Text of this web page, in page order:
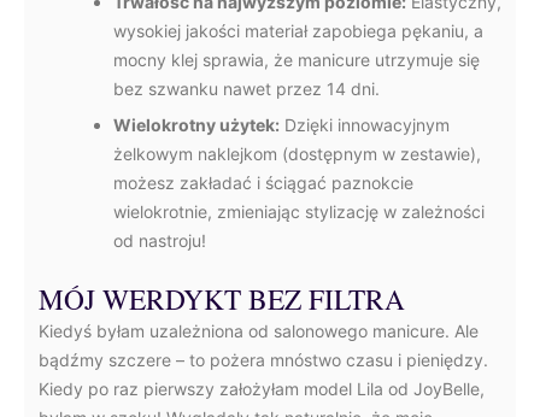
wysokiej jakości materiał zapobiega pękaniu, a
mocny klej sprawia, że manicure utrzymuje się
bez szwanku nawet przez 14 dni.
Wielokrotny użytek: Dzięki innowacyjnym
żelkowym naklejkom (dostępnym w zestawie),
możesz zakładać i ściągać paznokcie
wielokrotnie, zmieniając stylizację w zależności
od nastroju!
MÓJ WERDYKT BEZ FILTRA
Kiedyś byłam uzależniona od salonowego manicure. Ale
bądźmy szczere – to pożera mnóstwo czasu i pieniędzy.
Kiedy po raz pierwszy założyłam model Lila od JoyBelle,